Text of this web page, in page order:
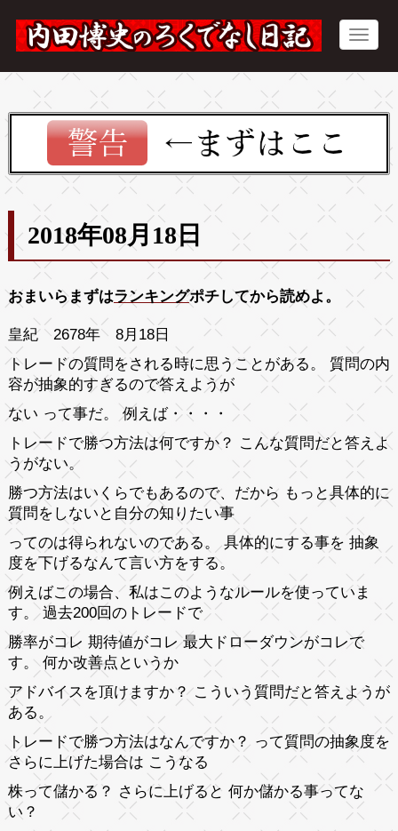
2018年08月18日
おまいらまずはランキングポチしてから読めよ。
皇紀 2678年 8月18日
トレードの質問をされる時に思うことがある。 質問の内
容が抽象的すぎるので答えようが
ない って事だ。 例えば・・・・
トレードで勝つ方法は何ですか？ こんな質問だと答えよ
うがない。
勝つ方法はいくらでもあるので、だから もっと具体的に
質問をしないと自分の知りたい事
ってのは得られないのである。 具体的にする事を 抽象
度を下げるなんて言い方をする。
例えばこの場合、私はこのようなルールを使っていま
す。 過去200回のトレードで
勝率がコレ 期待値がコレ 最大ドローダウンがコレで
す。 何か改善点というか
アドバイスを頂けますか？ こういう質問だと答えようが
ある。
トレードで勝つ方法はなんですか？ って質問の抽象度を
さらに上げた場合は こうなる
株って儲かる？ さらに上げると 何か儲かる事ってな
い？